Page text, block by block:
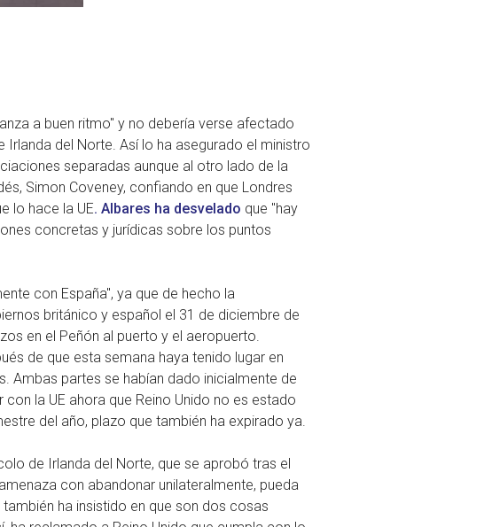
a buen ritmo" y no debería verse afectado
del Norte. Así lo ha asegurado el ministro
separadas aunque al otro lado de la
Simon Coveney, confiando en que Londres
lo hace la UE. Albares ha desvelado que "hay
concretas y jurídicas sobre los puntos
con España", ya que de hecho la
británico y español el 31 de diciembre de
en el Peñón al puerto y el aeropuerto.
de que esta semana haya tenido lugar en
Ambas partes se habían dado inicialmente de
la UE ahora que Reino Unido no es estado
del año, plazo que también ha expirado ya.
de Irlanda del Norte, que se aprobó tras el
con abandonar unilateralmente, pueda
ha insistido en que son dos cosas